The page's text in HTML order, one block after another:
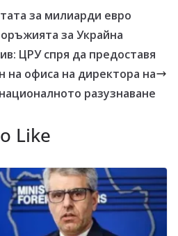
за милиарди евро
за Украйна
ЦРУ спря да предоставя
на офиса на директора на
националното разузнаване
Like